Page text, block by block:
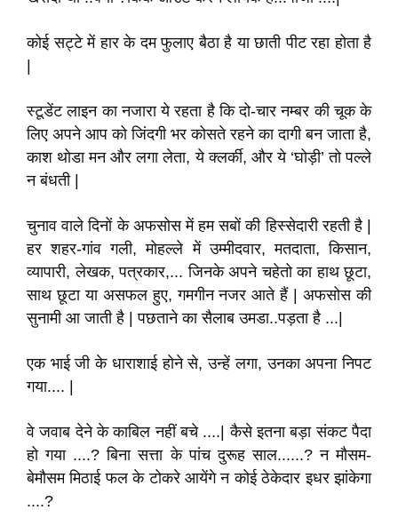
कोई सट्टे में हार के दम फुलाए बैठा है या छाती पीट रहा होता है
स्टूडेंट लाइन का नजारा ये रहता है कि दो-चार नम्बर की चूक के
लिए अपने आप को जिंदगी भर कोसते रहने का दागी बन जाता है,
काश थोडा मन और लगा लेता, ये क्लर्की, और ये ‘घोड़ी’ तो पल्ले
न बंधती |
चुनाव वाले दिनों के अफसोस में हम सबों की हिस्सेदारी रहती है |
हर शहर-गांव गली, मोहल्ले में उम्मीदवार, मतदाता, किसान,
व्यापारी, लेखक, पत्रकार,... जिनके अपने चहेतो का हाथ छूटा,
साथ छूटा या असफल हुए, गमगीन नजर आते हैं | अफसोस की
सुनामी आ जाती है | पछताने का सैलाब उमडा..पड़ता है ...|
एक भाई जी के धाराशाई होने से, उन्हें लगा, उनका अपना निपट
गया.... |
वे जवाब देने के काबिल नहीं बचे ....| कैसे इतना बड़ा संकट पैदा
हो गया ....? बिना सत्ता के पांच दुरूह साल......? न मौसम-
बेमौसम मिठाई फल के टोकरे आयेंगे न कोई ठेकेदार इधर झांकेगा
....?